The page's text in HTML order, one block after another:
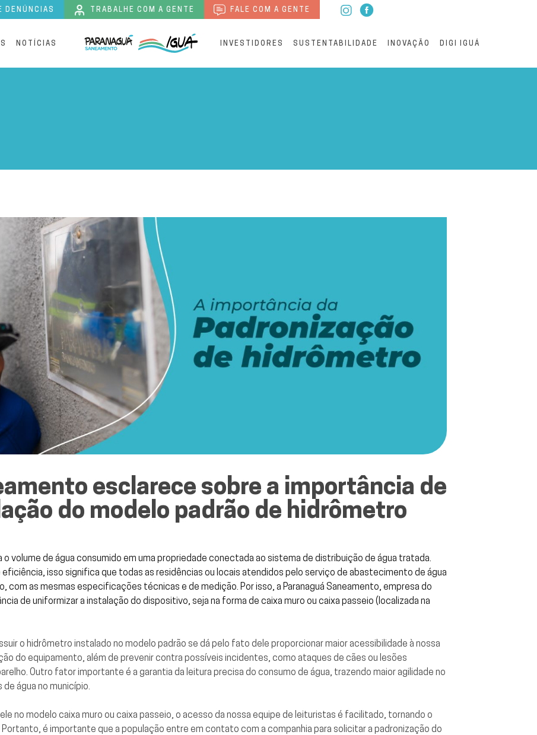
DENÚNCIAS TRABALHE COM A GENTE FALE COM A GENTE
NOTÍCIAS INVESTIDORES SUSTENTABILIDADE INOVAÇÃO DIGI IGUÁ
esclarece sobre a importância de
do modelo padrão de hidrômetro
volume de água consumido em uma propriedade conectada ao sistema de distribuição de água tratada.
isso significa que todas as residências ou locais atendidos pelo serviço de abastecimento de água
com as mesmas especificações técnicas e de medição. Por isso, a Paranaguá Saneamento, empresa do
de uniformizar a instalação do dispositivo, seja na forma de caixa muro ou caixa passeio (localizada na
o hidrômetro instalado no modelo padrão se dá pelo fato dele proporcionar maior acessibilidade à nossa
do equipamento, além de prevenir contra possíveis incidentes, como ataques de cães ou lesões
Outro fator importante é a garantia da leitura precisa do consumo de água, trazendo maior agilidade no
água no município.
no modelo caixa muro ou caixa passeio, o acesso da nossa equipe de leituristas é facilitado, tornando o
é importante que a população entre em contato com a companhia para solicitar a padronização do